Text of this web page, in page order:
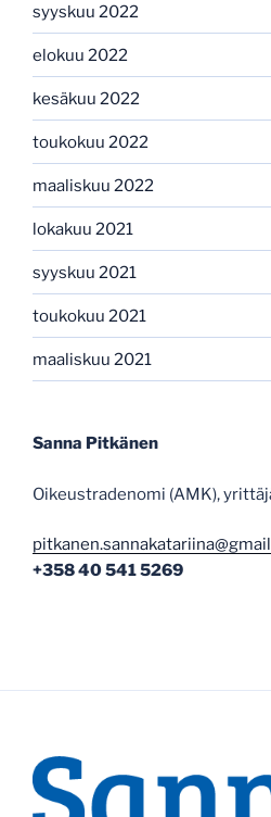
syyskuu 2022
elokuu 2022
kesäkuu 2022
toukokuu 2022
maaliskuu 2022
lokakuu 2021
syyskuu 2021
toukokuu 2021
maaliskuu 2021
Sanna Pitkänen
Oikeustradenomi (AMK),
+358 40 541 5269